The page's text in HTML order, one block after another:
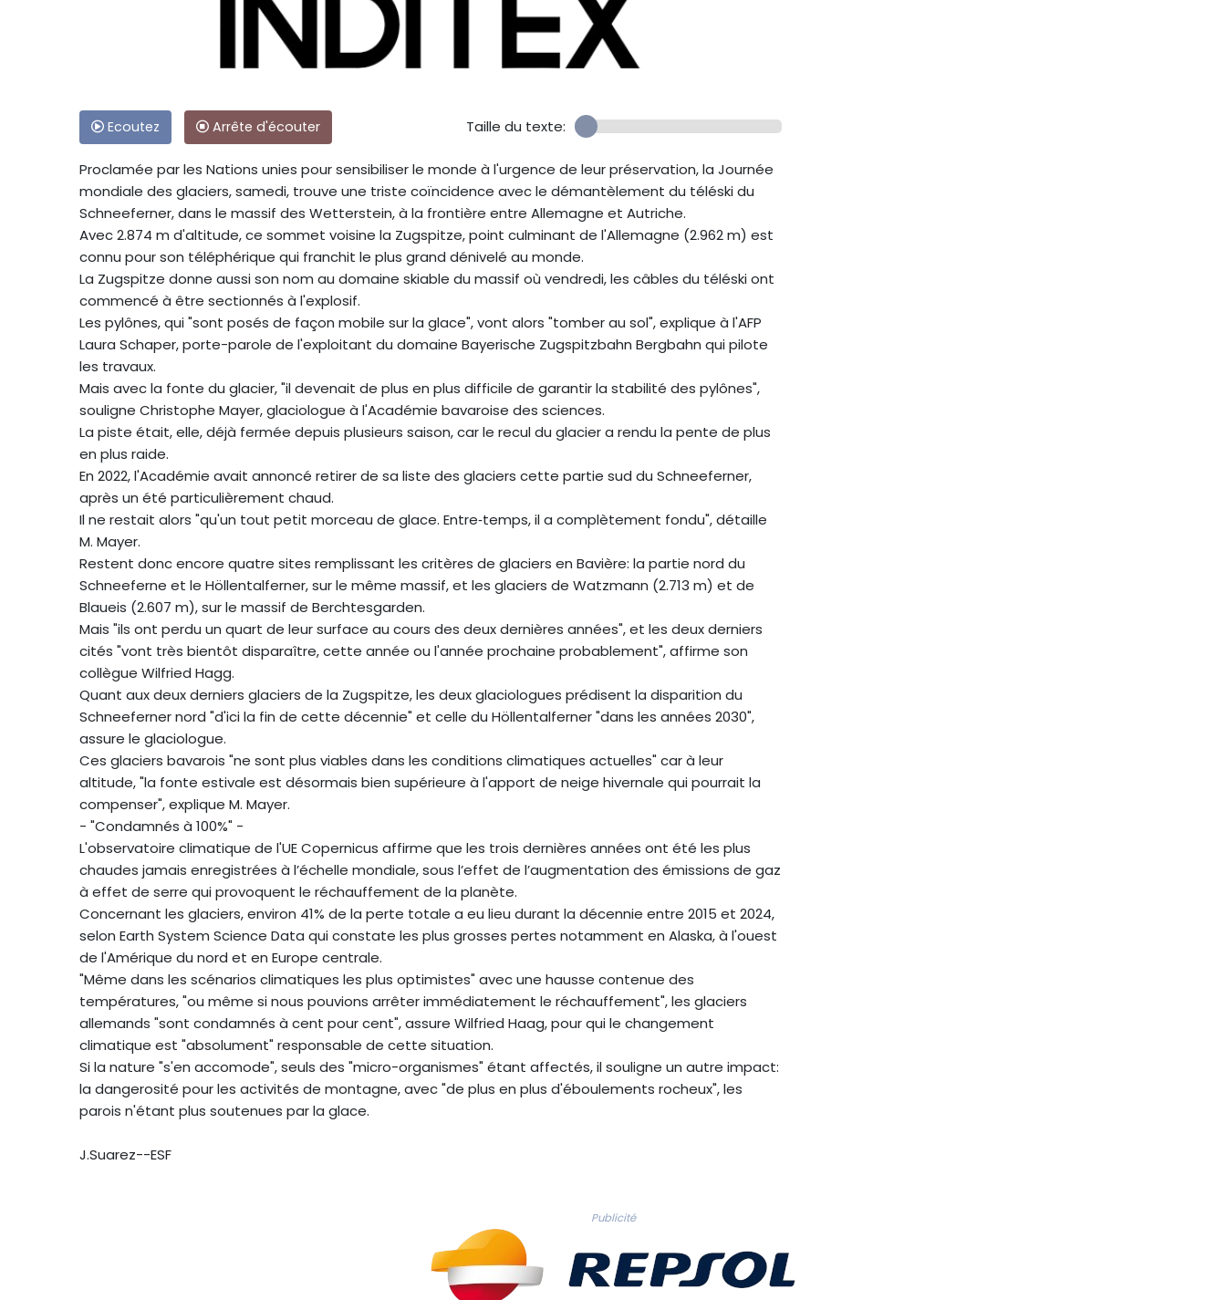
Ecoutez Arrête d'écouter Taille du texte:
Proclamée par les Nations unies pour sensibiliser le monde à l'urgence de leur préservation, la Journée
mondiale des glaciers, samedi, trouve une triste coïncidence avec le démantèlement du téléski du
Schneeferner, dans le massif des Wetterstein, à la frontière entre Allemagne et Autriche.
Avec 2.874 m d'altitude, ce sommet voisine la Zugspitze, point culminant de l'Allemagne (2.962 m) est
connu pour son téléphérique qui franchit le plus grand dénivelé au monde.
La Zugspitze donne aussi son nom au domaine skiable du massif où vendredi, les câbles du téléski ont
commencé à être sectionnés à l'explosif.
Les pylônes, qui "sont posés de façon mobile sur la glace", vont alors "tomber au sol", explique à l'AFP
Laura Schaper, porte-parole de l'exploitant du domaine Bayerische Zugspitzbahn Bergbahn qui pilote
les travaux.
Mais avec la fonte du glacier, "il devenait de plus en plus difficile de garantir la stabilité des pylônes",
souligne Christophe Mayer, glaciologue à l'Académie bavaroise des sciences.
La piste était, elle, déjà fermée depuis plusieurs saison, car le recul du glacier a rendu la pente de plus
en plus raide.
En 2022, l'Académie avait annoncé retirer de sa liste des glaciers cette partie sud du Schneeferner,
après un été particulièrement chaud.
Il ne restait alors "qu'un tout petit morceau de glace. Entre‑temps, il a complètement fondu", détaille
M. Mayer.
Restent donc encore quatre sites remplissant les critères de glaciers en Bavière: la partie nord du
Schneeferne et le Höllentalferner, sur le même massif, et les glaciers de Watzmann (2.713 m) et de
Blaueis (2.607 m), sur le massif de Berchtesgarden.
Mais "ils ont perdu un quart de leur surface au cours des deux dernières années", et les deux derniers
cités "vont très bientôt disparaître, cette année ou l'année prochaine probablement", affirme son
collègue Wilfried Hagg.
Quant aux deux derniers glaciers de la Zugspitze, les deux glaciologues prédisent la disparition du
Schneeferner nord "d'ici la fin de cette décennie" et celle du Höllentalferner "dans les années 2030",
assure le glaciologue.
Ces glaciers bavarois "ne sont plus viables dans les conditions climatiques actuelles" car à leur
altitude, "la fonte estivale est désormais bien supérieure à l'apport de neige hivernale qui pourrait la
compenser", explique M. Mayer.
- "Condamnés à 100%" -
L'observatoire climatique de l'UE Copernicus affirme que les trois dernières années ont été les plus
chaudes jamais enregistrées à l’échelle mondiale, sous l’effet de l’augmentation des émissions de gaz
à effet de serre qui provoquent le réchauffement de la planète.
Concernant les glaciers, environ 41% de la perte totale a eu lieu durant la décennie entre 2015 et 2024,
selon Earth System Science Data qui constate les plus grosses pertes notamment en Alaska, à l'ouest
de l'Amérique du nord et en Europe centrale.
"Même dans les scénarios climatiques les plus optimistes" avec une hausse contenue des
températures, "ou même si nous pouvions arrêter immédiatement le réchauffement", les glaciers
allemands "sont condamnés à cent pour cent", assure Wilfried Haag, pour qui le changement
climatique est "absolument" responsable de cette situation.
Si la nature "s'en accomode", seuls des "micro-organismes" étant affectés, il souligne un autre impact:
la dangerosité pour les activités de montagne, avec "de plus en plus d'éboulements rocheux", les
parois n'étant plus soutenues par la glace.
J.Suarez--ESF
Publicité